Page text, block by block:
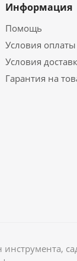
Информация
Помощь
Условия оплаты
Условия
Гарантия на
инструмента,